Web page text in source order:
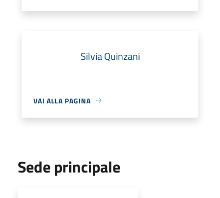
Silvia Quinzani
VAI ALLA PAGINA
Sede principale